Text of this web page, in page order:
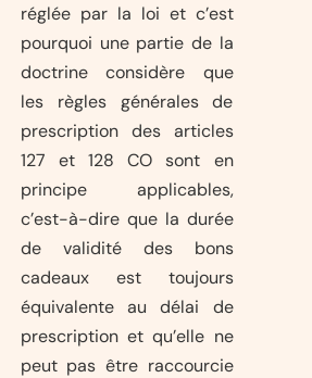
réglée par la loi et c’est
pourquoi une partie de la
doctrine considère que
les règles générales de
prescription des articles
127 et 128 CO sont en
principe applicables,
c’est-à-dire que la durée
de validité des bons
cadeaux est toujours
équivalente au délai de
prescription et qu’elle ne
peut pas être raccourcie